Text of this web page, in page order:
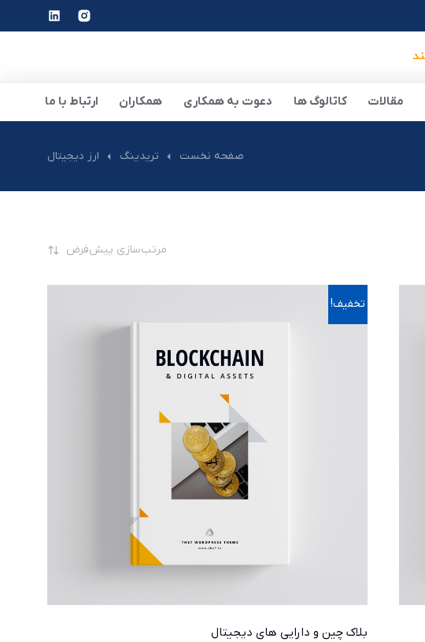
مقالات کاتالوگ ها دعوت به همکاری همکاران ارتباط با ما
صفحه نخست تریدینگ ارز دیجیتال
تخفیف!
بلاک چین و دارایی های دیجیتال